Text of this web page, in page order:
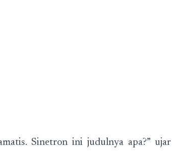
Sinetron ini judulnya apa?” ujar